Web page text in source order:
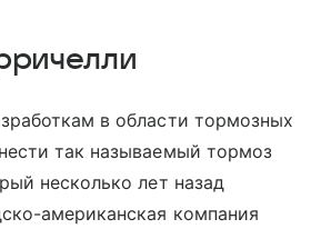
в области тормозных
так называемый тормоз
несколько лет назад
американская компания